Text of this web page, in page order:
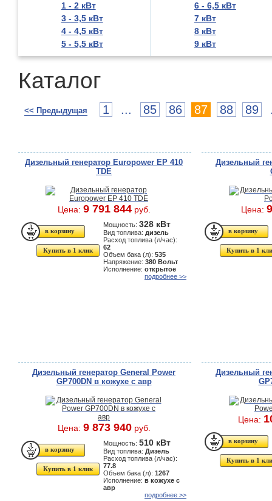
1 - 2 кВт
3 - 3,5 кВт
4 - 4,5 кВт
5 - 5,5 кВт
6 - 6,5 кВт
7 кВт
8 кВт
9 кВт
Каталог
<< Предыдущая 1 ... 85 86 87 88 89
Дизельный генератор Europower EP 410
TDE
Цена: 9 791 844руб.
Купить в 1 клик
Мощность: 328 кВт
Вид топлива: дизель
Расход топлива (л/час):
62
Объем бака (л): 535
Напряжение: 380 Вольт
Исполнение: открытое
подробнее >>
Дизельный
Цена:
Купить в 1
Дизельный генератор General Power
GP700DN в кожухе с авр
Цена: 9 873 940руб.
Купить в 1 клик
Мощность: 510 кВт
Вид топлива: Дизель
Расход топлива (л/час):
77.8
Объем бака (л): 1267
Исполнение: в кожухе с
авр
подробнее >>
Дизельный
Цена:
Купить в 1